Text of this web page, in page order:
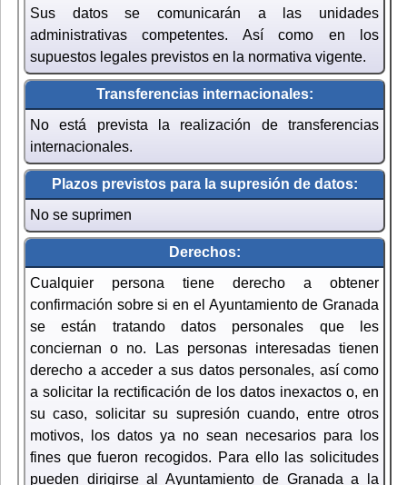
Sus datos se comunicarán a las unidades
administrativas competentes. Así como en los
supuestos legales previstos en la normativa vigente.
Transferencias internacionales:
No está prevista la realización de transferencias
internacionales.
Plazos previstos para la supresión de datos:
No se suprimen
Derechos:
Cualquier persona tiene derecho a obtener
confirmación sobre si en el Ayuntamiento de Granada
se están tratando datos personales que les
conciernan o no. Las personas interesadas tienen
derecho a acceder a sus datos personales, así como
a solicitar la rectificación de los datos inexactos o, en
su caso, solicitar su supresión cuando, entre otros
motivos, los datos ya no sean necesarios para los
fines que fueron recogidos. Para ello las solicitudes
pueden dirigirse al Ayuntamiento de Granada a la